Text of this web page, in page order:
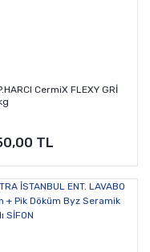
CermiX FLEXY GRİ
TL